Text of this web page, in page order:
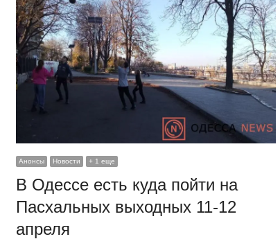
Анонсы Новости + 1 еще
В Одессе есть куда пойти на
Пасхальных выходных 11-12
апреля